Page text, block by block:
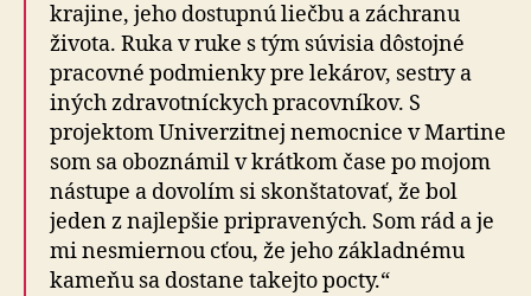
krajine, jeho dostupnú liečbu a záchranu
života. Ruka v ruke s tým súvisia dôstojné
pracovné podmienky pre lekárov, sestry a
iných zdravotníckych pracovníkov. S
projektom Univerzitnej nemocnice v Martine
som sa oboznámil v krátkom čase po mojom
nástupe a dovolím si skonštatovať, že bol
jeden z najlepšie pripravených. Som rád a je
mi nesmiernou cťou, že jeho základnému
kameňu sa dostane takejto pocty.“